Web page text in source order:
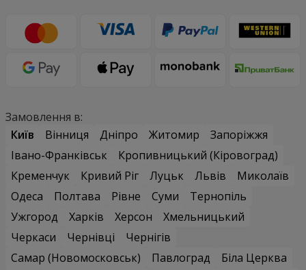
Замовлення в:
Київ
Вінниця Дніпро Житомир
Запоріжжя
Івано-Франківськ
Кропивницький (Кіровоград)
Кременчук
Кривий Ріг Луцьк Львів
Миколаїв
Одеса
Полтава Рівне Суми
Тернопіль
Ужгород
Харків Херсон
Хмельницький
Черкаси
Чернівці
Чернігів
Самар (Новомосковськ)
Павлоград Біла Церква